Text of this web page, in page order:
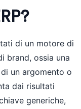
di un motore di
brand, ossia una
un argomento o
dai risultati
generiche,